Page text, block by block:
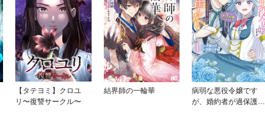
【タテヨミ】クロユ
リ〜復讐サークル〜
結界師の一輪華
病弱な悪役令嬢です
が、婚約者が過保護す